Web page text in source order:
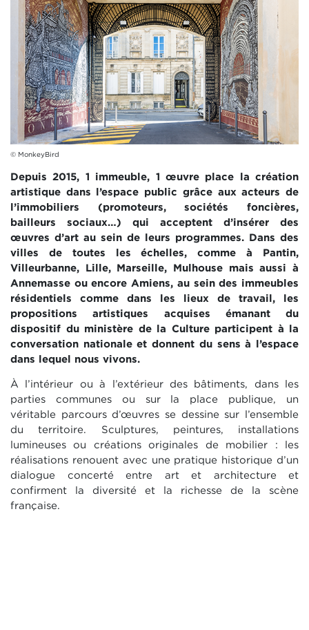
© MonkeyBird
Depuis 2015, 1 immeuble, 1 œuvre place la création
artistique dans l’espace public grâce aux acteurs de
l’immobiliers (promoteurs, sociétés foncières,
bailleurs sociaux…) qui acceptent d’insérer des
œuvres d’art au sein de leurs programmes. Dans des
villes de toutes les échelles, comme à Pantin,
Villeurbanne, Lille, Marseille, Mulhouse mais aussi à
Annemasse ou encore Amiens, au sein des immeubles
résidentiels comme dans les lieux de travail, les
propositions artistiques acquises émanant du
dispositif du ministère de la Culture participent à la
conversation nationale et donnent du sens à l’espace
dans lequel nous vivons.
À l’intérieur ou à l’extérieur des bâtiments, dans les
parties communes ou sur la place publique, un
véritable parcours d’œuvres se dessine sur l’ensemble
du territoire. Sculptures, peintures, installations
lumineuses ou créations originales de mobilier : les
réalisations renouent avec une pratique historique d’un
dialogue concerté entre art et architecture et
confirment la diversité et la richesse de la scène
française.